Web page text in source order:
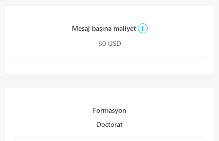
Mesaj başına maliyet
i
60 USD
Formasyon
Doctorat